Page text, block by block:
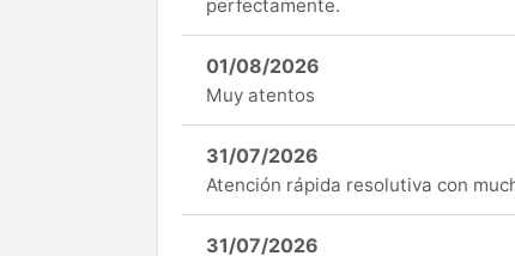
perfectamente.
01/08/2026
Muy atentos
31/07/2026
Atención rápida resolutiva con
31/07/2026